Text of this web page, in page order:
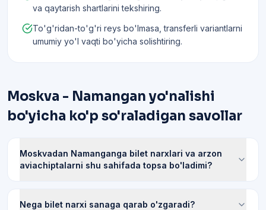
va qaytarish shartlarini tekshiring.
To'g'ridan-to'g'ri reys bo'lmasa, transferli variantlarni
umumiy yo'l vaqti bo'yicha solishtiring.
Moskva - Namangan yo'nalishi
bo'yicha ko'p so'raladigan savollar
Moskvadan Namanganga bilet narxlari va arzon
aviachiptalarni shu sahifada topsa bo'ladimi?
Nega bilet narxi sanaga qarab o'zgaradi?